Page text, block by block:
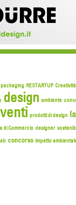
packaging RESTARTUP
design ambiente
prodotti di design
di Commercio designer
concorso impatto